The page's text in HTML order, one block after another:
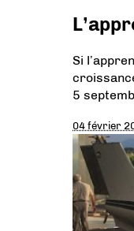
Si
5
04 février